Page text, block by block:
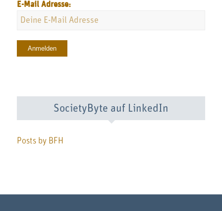
E-Mail Adresse:
SocietyByte auf LinkedIn
Posts by BFH